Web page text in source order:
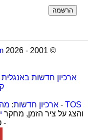
© 2001 - 2026
ארכיון חדשות באנגלית
TOS
- ארכיון חדשות:
והצג על ציר הזמן, מחקר
-